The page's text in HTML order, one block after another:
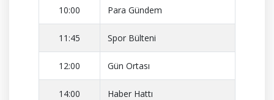
10:00 Para Gündem
11:45 Spor Bülteni
12:00 Gün Ortası
14:00 Haber Hattı